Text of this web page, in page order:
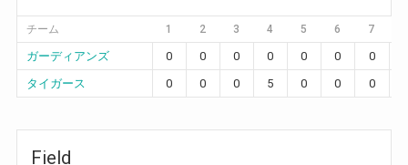
チーム 1 2 3 4 5 6 7
ガーディアンズ 0 0 0 0 0 0 0
タイガース
0 0 0 5 0 0 0
Field